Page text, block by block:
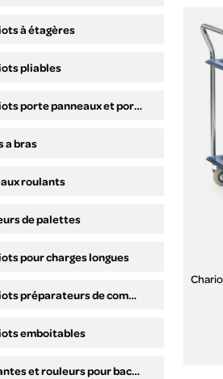
à étagères
pliables
Chariots porte panneaux et porte outils
a bras
roulants
de palettes
pour charges longues
Chariots préparateurs de commandes, plateaux inclinables.
emboitables
Servantes et rouleurs pour bacs plastiques